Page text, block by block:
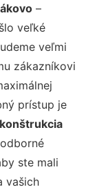
–
veľké
veľmi
zákazníkovi
prístup je
ste mali
vašich